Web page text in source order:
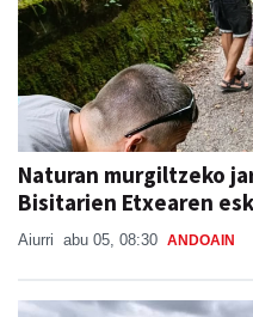
Naturan murgiltzeko
Bisitarien Etxearen
Aiurri abu 05, 08:30 ANDOAIN